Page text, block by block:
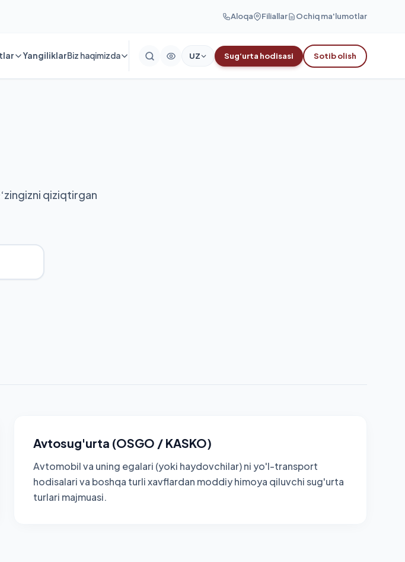
Aloqa Filiallar Ochiq ma'lumotlar
YangiliklarBiz haqimizda UZ Sug‘urta hodisasi Sotib olish
qiziqtirgan
Avtosug'urta (OSGO / KASKO)
Avtomobil va uning egalari (yoki haydovchilar) ni yo'l-transport
hodisalari va boshqa turli xavflardan moddiy himoya qiluvchi sug'urta
turlari majmuasi.